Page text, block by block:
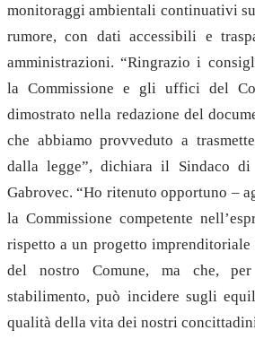
monitoraggi ambientali continuativi
rumore, con dati accessibili e
amministrazioni. “Ringrazio i
la Commissione e gli uffici del
dimostrato nella redazione del
che abbiamo provveduto a
dalla legge”, dichiara il Sindaco
Gabrovec. “Ho ritenuto opportuno –
la Commissione competente
rispetto a un progetto
del nostro Comune, ma che,
stabilimento, può incidere sugli
qualità della vita dei nostri